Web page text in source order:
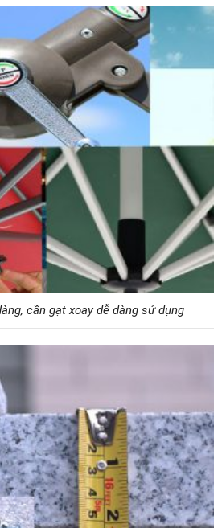
cần gạt xoay dễ dàng sử dụng